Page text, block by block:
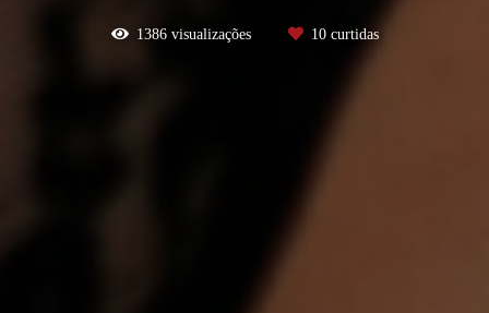
1386visualizações 10curtidas